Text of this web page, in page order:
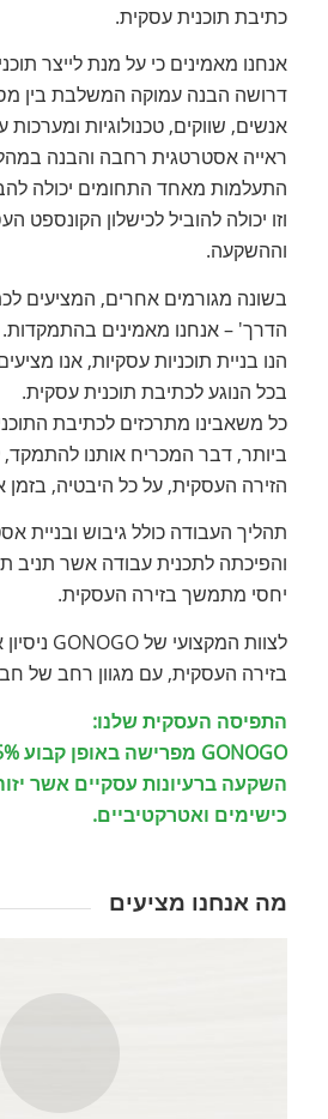
כתיבת תוכנית עסקית.
אנחנו מאמינים כי על מנת לייצר
דרושה הבנה עמוקה המשלבת בין
אנשים, שווקים, טכנולוגיות
ראייה אסטרטגית רחבה והבנה
התעלמות מאחד התחומים יכולה
וזו יכולה להוביל לכישלון הקונספט
וההשקעה.
בשונה מגורמים אחרים, המציעים
הדרך' – אנחנו מאמינים בהתמקדות.
הנו בניית תוכניות עסקיות, אנו
בכל הנוגע לכתיבת תוכנית עסקית.
כל משאבינו מתרכזים לכתיבת
ביותר, דבר המכריח אותנו
הזירה העסקית, על כל היבטיה,
תהליך העבודה כולל גיבוש ובניית
והפיכתה לתכנית עבודה אשר תניב
יחסי מתמשך בזירה העסקית.
בזירה העסקית, עם מגוון רחב של
התפיסה העסקית שלנו:
השקעה ברעיונות עסקיים אשר
כישימים ואטרקטיביים.
מה אנחנו מציעים